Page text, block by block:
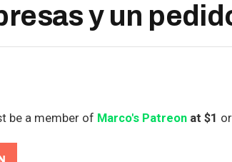
y un
be a member of Marco's Patreonat $1